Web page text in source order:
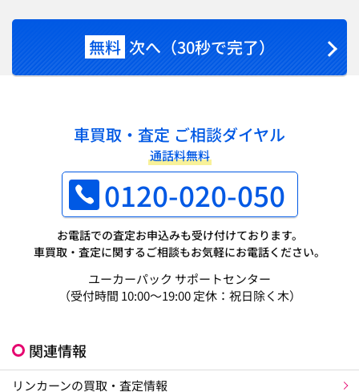
無料 次へ（30秒で完了）
車買取・査定 ご相談ダイヤル
通話料無料
0120-020-050
お電話での査定お申込みも受け付けております。
車買取・査定に関するご相談もお気軽にお電話ください。
ユーカーパック サポートセンター
（受付時間 10:00～19:00 定休：祝日除く木）
関連情報
リンカーンの買取・査定情報